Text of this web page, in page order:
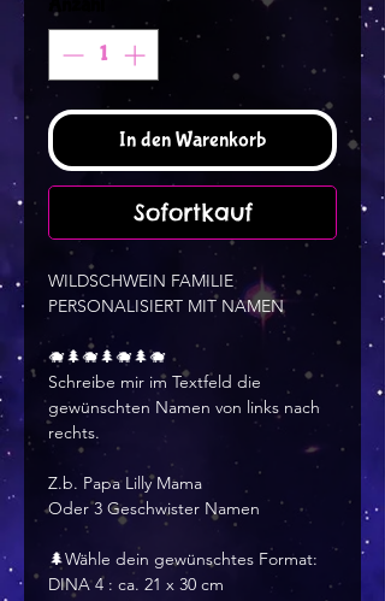
In den Warenkorb
Sofortkauf
WILDSCHWEIN FAMILIE
PERSONALISIERT MIT NAMEN
🐗🌲🐗🌲🐗🌲🐗
Schreibe mir im Textfeld die
gewünschten Namen von links nach
rechts.
Z.b. Papa Lilly Mama
Oder 3 Geschwister Namen
🌲Wähle dein gewünschtes Format:
DINA 4 : ca. 21 x 30 cm